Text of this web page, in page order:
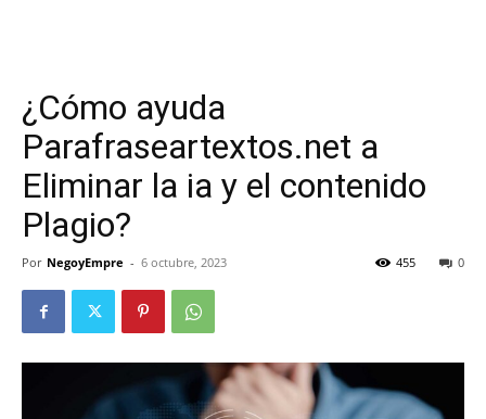
¿Cómo ayuda
Parafraseartextos.net a
Eliminar la ia y el contenido
Plagio?
Por NegoyEmpre - 6 octubre, 2023 0
455